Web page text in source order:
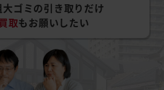
ゴミの引き取りだけ
買取もお願いしたい